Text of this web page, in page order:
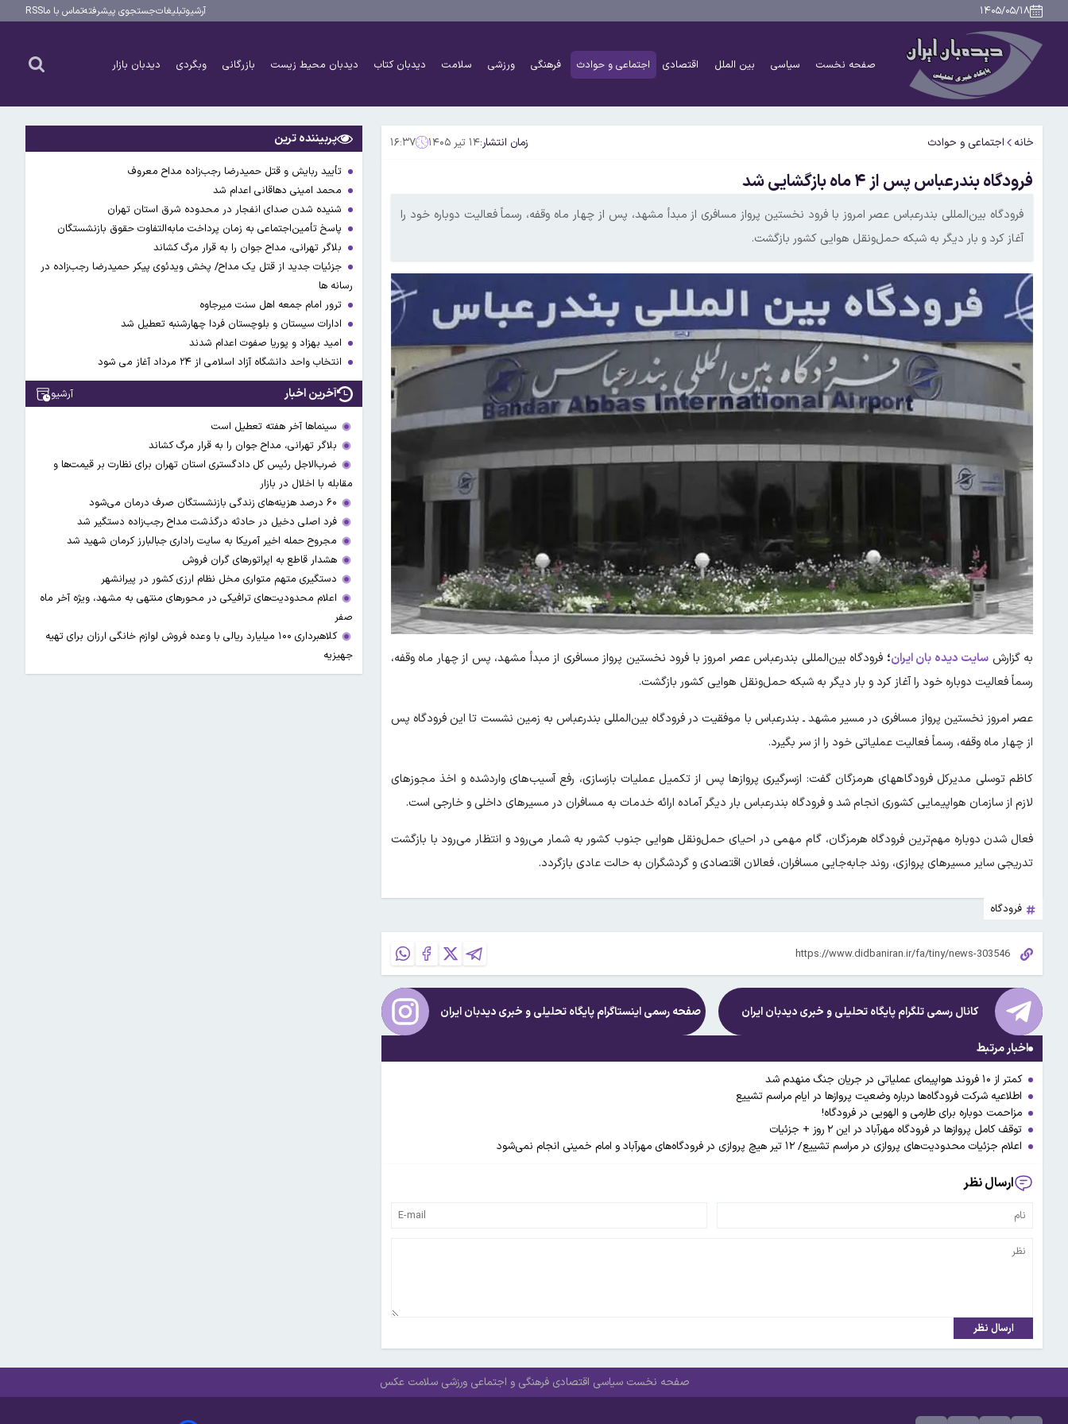
۱۴۰۵/۰۵/۱۸ آرشیوتبلیغاتجستجوی پیشرفتهتماس با ماRSS
صفحه نخست سیاسی بین الملل اقتصادی اجتماعی و حوادث فرهنگی ورزشی سلامت دیدبان کتاب دیدبان محیط زیست بازرگانی وبگردی دیدبان بازار
خانه اجتماعی و حوادث زمان انتشار:۱۴ تیر ۱۴۰۵ ۱۶:۳۷
فرودگاه بندرعباس پس از ۴ ماه بازگشایی شد
فرودگاه بین‌المللی بندرعباس عصر امروز با فرود نخستین پرواز مسافری از مبدأ مشهد، پس از چهار ماه وقفه، رسماً فعالیت دوباره خود را
آغاز کرد و بار دیگر به شبکه حمل‌ونقل هوایی کشور بازگشت.
به گزارش سایت دیده بان ایران؛ فرودگاه بین‌المللی بندرعباس عصر امروز با فرود نخستین پرواز مسافری از مبدأ مشهد، پس از چهار ماه وقفه،
رسماً فعالیت دوباره خود را آغاز کرد و بار دیگر به شبکه حمل‌ونقل هوایی کشور بازگشت.
عصر امروز نخستین پرواز مسافری در مسیر مشهد ـ بندرعباس با موفقیت در فرودگاه بین‌المللی بندرعباس به زمین نشست تا این فرودگاه پس
از چهار ماه وقفه، رسماً فعالیت عملیاتی خود را از سر بگیرد.
کاظم توسلی مدیرکل فرودگاههای هرمزگان گفت: ازسرگیری پروازها پس از تکمیل عملیات بازسازی، رفع آسیب‌های واردشده و اخذ مجوزهای
لازم از سازمان هواپیمایی کشوری انجام شد و فرودگاه بندرعباس بار دیگر آماده ارائه خدمات به مسافران در مسیرهای داخلی و خارجی است.
فعال شدن دوباره مهم‌ترین فرودگاه هرمزگان، گام مهمی در احیای حمل‌ونقل هوایی جنوب کشور به شمار می‌رود و انتظار می‌رود با بازگشت
تدریجی سایر مسیرهای پروازی، روند جابه‌جایی مسافران، فعالان اقتصادی و گردشگران به حالت عادی بازگردد.
فرودگاه
کانال رسمی تلگرام پایگاه تحلیلی و خبریدیدبان ایران صفحه رسمی اینستاگرام پایگاه تحلیلی و خبریدیدبان ایران
اخبار مرتبط
کمتر از ۱۰ فروند هواپیمای عملیاتی در جریان جنگ منهدم شد
اطلاعیه شرکت فرودگاه‌ها درباره وضعیت پروازها در ایام مراسم تشییع
مزاحمت دوباره برای طارمی و الهویی در فرودگاه!
توقف کامل پروازها در فرودگاه مهرآباد در این ۲ روز + جزئیات
اعلام جزئیات محدودیت‌های پروازی در مراسم تشییع/ ۱۲ تیر هیچ پروازی در فرودگاه‌های مهرآباد و امام خمینی انجام نمی‌شود
ارسال نظر
ارسال نظر
پربیننده ترین
تأیید ربایش و قتل حمیدرضا رجب‌زاده مداح معروف
محمد امینی دهاقانی اعدام شد
شنیده شدن صدای انفجار در محدوده شرق استان تهران
پاسخ تأمین‌اجتماعی به زمان پرداخت مابه‌التفاوت حقوق بازنشستگان
بلاگر تهرانی، مداح جوان را به قرار مرگ کشاند
جزئیات جدید از قتل یک مداح/ پخش ویدئوی پیکر حمیدرضا رجب‌زاده در
رسانه ها
ترور امام جمعه اهل سنت میرجاوه
ادارات سیستان و بلوچستان فردا چهارشنبه تعطیل شد
امید بهزاد و پوریا صفوت اعدام شدند
انتخاب واحد دانشگاه آزاد اسلامی از ۲۴ مرداد آغاز می شود
آخرین اخبار آرشیو
سینماها آخر هفته تعطیل است
بلاگر تهرانی، مداح جوان را به قرار مرگ کشاند
ضرب‌الاجل رئیس کل دادگستری استان تهران برای نظارت بر قیمت‌ها و
مقابله با اخلال در بازار
۶۰ درصد هزینه‌های زندگی بازنشستگان صرف درمان می‌شود
فرد اصلی دخیل در حادثه درگذشت مداح رجب‌زاده دستگیر شد
مجروح حمله اخیر آمریکا به سایت راداری جبالبارز کرمان شهید شد
هشدار قاطع به اپراتورهای گران فروش
دستگیری متهم متواری مخل نظام ارزی کشور در پیرانشهر
اعلام محدودیت‌های ترافیکی در محورهای منتهی به مشهد، ویژه آخر ماه
صفر
کلاهبرداری ۱۰۰ میلیارد ریالی با وعده فروش لوازم خانگی ارزان برای تهیه
جهیزیه
صفحه نخست سیاسی اقتصادی فرهنگی و اجتماعی ورزشی سلامت عکس